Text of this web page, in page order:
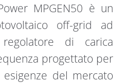
MPGEN50 è un
off-grid ad
di carica
progettato per
del mercato